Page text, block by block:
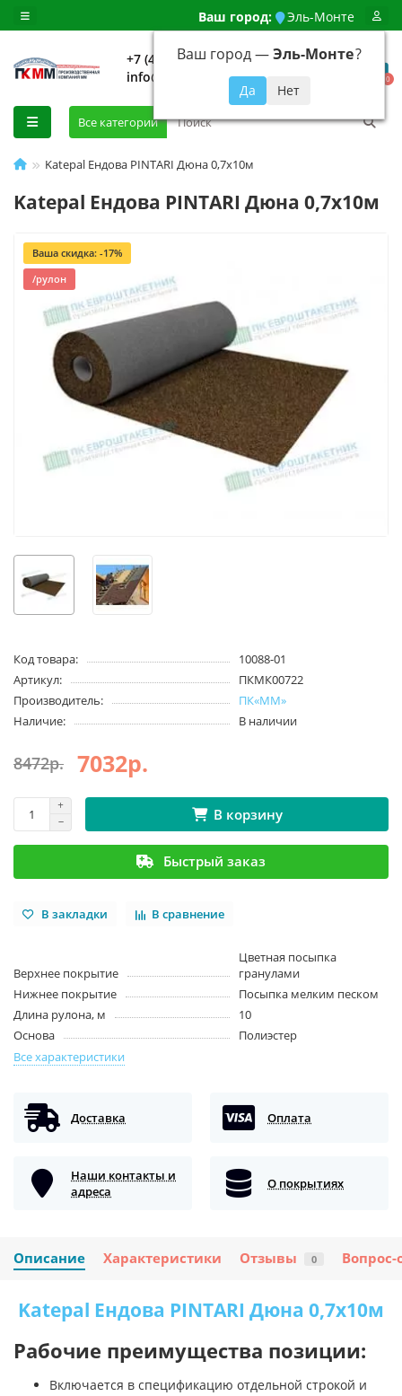
Ваш город: Эль-Монте
Ваш город —Эль-Монте?
+7 (499) 648-92-94
info@evroshtaketnikmoskva.ru
0
Все категории
Katepal Ендова PINTARI Дюна 0,7х10м
Katepal Ендова PINTARI Дюна 0,7х10м
Ваша скидка: -17%
/рулон
Код товара:
10088-01
Артикул:
ПКМК00722
Производитель:
ПК«ММ»
Наличие:
В наличии
8472р. 7032р.
В корзину
Быстрый заказ
В закладки В сравнение
Верхнее покрытие
Цветная посыпка
гранулами
Нижнее покрытие
Посыпка мелким песком
Длина рулона, м
10
Основа
Полиэстер
Все характеристики
Доставка Оплата
Наши контакты и
адреса
О покрытиях
Описание Характеристики Отзывы 0 Вопрос-
Katepal Ендова PINTARI Дюна 0,7х10м
Рабочие преимущества позиции:
Включается в спецификацию отдельной строкой и